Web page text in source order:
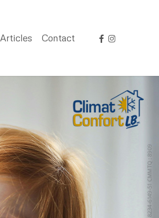
Articles Contact facebook
instagram